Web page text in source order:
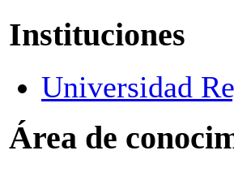
Instituciones
Universidad
Área de